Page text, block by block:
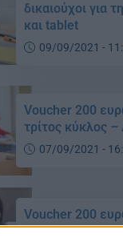
δικαιούχοι για
και tablet
09/09/2021 -
Voucher 200
τρίτος κύκλος –
07/09/2021 -
Voucher 200
δικαιούχοι